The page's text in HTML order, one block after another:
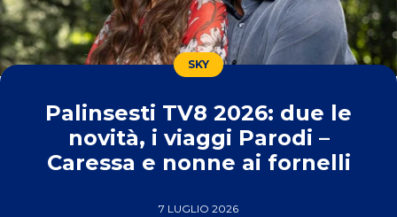
SKY
Palinsesti TV8 2026: due le
novità, i viaggi Parodi –
Caressa e nonne ai fornelli
7 LUGLIO 2026